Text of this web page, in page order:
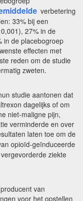
verbetering
33% bij een
27% in de
in de placebogroep
effecten met
reden om de studie
zweten.
studie aantonen dat
dagelijks of om
niet-maligne pijn,
verminderde en over
laten toe om de
opioïd-geïnduceerde
ziekte
van
voor het opstellen